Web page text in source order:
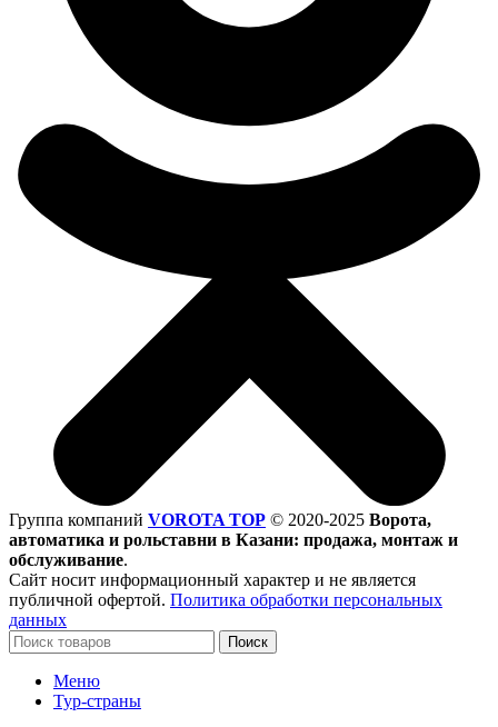
Группа компаний VOROTA TOP © 2020-2025 Ворота,
автоматика и рольставни в Казани: продажа, монтаж и
обслуживание.
Сайт носит информационный характер и не является
публичной офертой. Политика обработки персональных
данных
Поиск
Меню
Тур-страны